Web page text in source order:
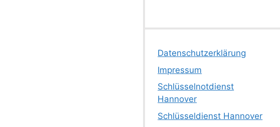
Datenschutzerklärung
Impressum
Schlüsselnotdienst
Hannover
Schlüsseldienst Hannover